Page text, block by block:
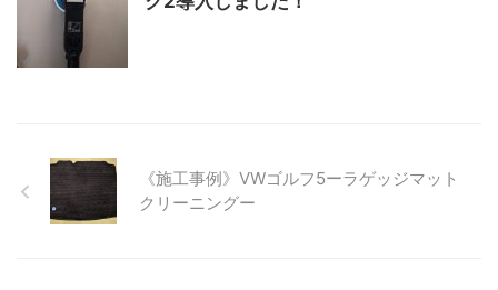
《施工事例》VWゴルフ5ーラゲッジマット
クリーニングー